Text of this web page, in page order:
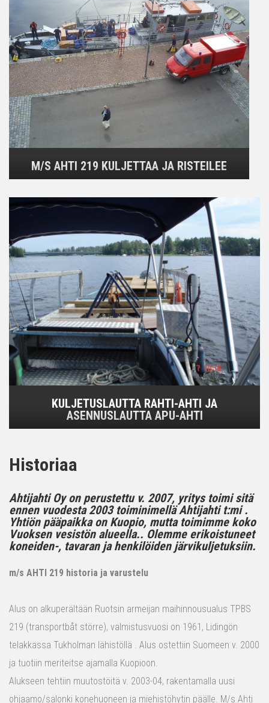
M/S AHTI 219 KULJETTAA JA RISTEILEE
KULJETUSLAUTTA RAHTI-AHTI JA
ASENNUSLAUTTA APU-AHTI
Historiaa
Ahtijahti Oy on perustettu v. 2007, yritys toimi sitä
ennen vuodesta 2003 toiminimellä Ahtijahti t:mi .
Yhtiön pääpaikka on Kuopio, mutta toimimme koko
Vuoksen vesistön alueella.. Olemme erikoistuneet
koneiden-, tavaran ja henkilöiden järvikuljetuksiin.
m/s AHTI 219 historia ja varustelu
Alus on alkuperältään Ruotsin armeijan maihinnousualus TPBS
219 (transportbåt större), valmistusvuosi on 1961, Lidingön
telakkassa Tukholman lähistöllä . Alus ostettiin Suomeen v. 2000
ja tuotiin meriteitse ajamalla Kuopioon.
Alukseen tehtiin muutostöitä v. 2003-04, rakentamalla uusi
ohjaamo/salonki konehuoneen ja miehistöhytin päälle. M/s Ahti